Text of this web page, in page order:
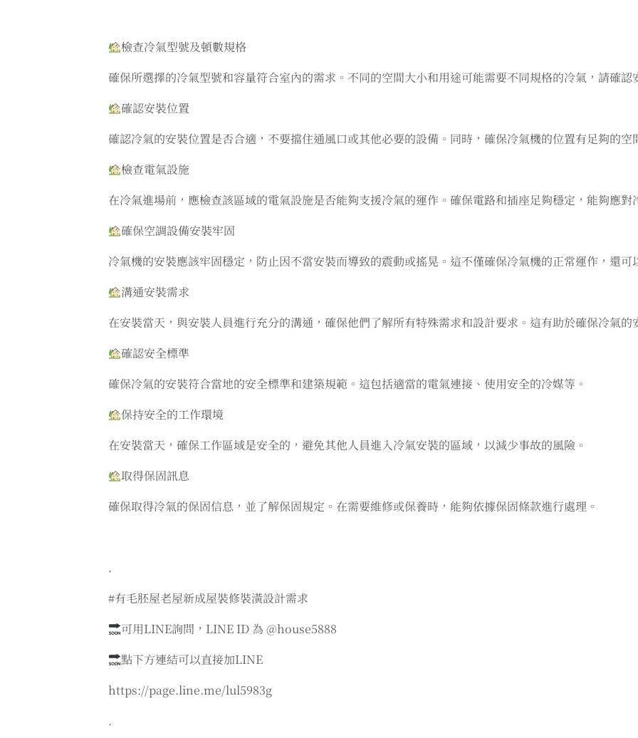
檢查冷氣型號及頓數規格
確保所選擇的冷氣型號和容量符合室內的需求。不同的空間大小和用途可能需要不同規格的冷氣，請確認
確認安裝位置
確認冷氣的安裝位置是否合適，不要擋住通風口或其他必要的設備。同時，確保冷氣機的位置有足夠的空
檢查電氣設施
在冷氣進場前，應檢查該區域的電氣設施是否能夠支援冷氣的運作。確保電路和插座足夠穩定，能夠應對
確保空調設備安裝牢固
冷氣機的安裝應該牢固穩定，防止因不當安裝而導致的震動或搖晃。這不僅確保冷氣機的正常運作，還可
溝通安裝需求
在安裝當天，與安裝人員進行充分的溝通，確保他們了解所有特殊需求和設計要求。這有助於確保冷氣的
確認安全標準
確保冷氣的安裝符合當地的安全標準和建築規範。這包括適當的電氣連接、使用安全的冷媒等。
保持安全的工作環境
在安裝當天，確保工作區域是安全的，避免其他人員進入冷氣安裝的區域，以減少事故的風險。
取得保固訊息
確保取得冷氣的保固信息，並了解保固規定。在需要維修或保養時，能夠依據保固條款進行處理。
.
#有毛胚屋老屋新成屋裝修裝潢設計需求
可用LINE詢問，LINE ID 為 @house5888
點下方連結可以直接加LINE
https://page.line.me/lul5983g
.